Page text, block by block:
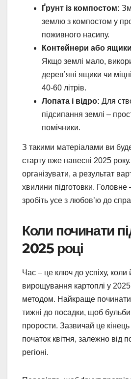
Ґрунт із компостом:
землю з компостом у
поживного насипу.
Контейнери або
Якщо землі мало,
дерев’яні ящики чи
40-60 літрів.
Лопата і відро: Для
підсипання землі –
помічники.
З такими матеріалами ви
старту вже навесні 2025
організувати, а результат
хвилини підготовки. Головне
зробіть усе з любов’ю до
Коли починати
2025 році
Час – це ключ до успіху, коли
вирощування картоплі у
методом. Найкраще починати
тижні до посадки, щоб бульби
прорости. Зазвичай це
початок квітня, залежно від
регіоні.